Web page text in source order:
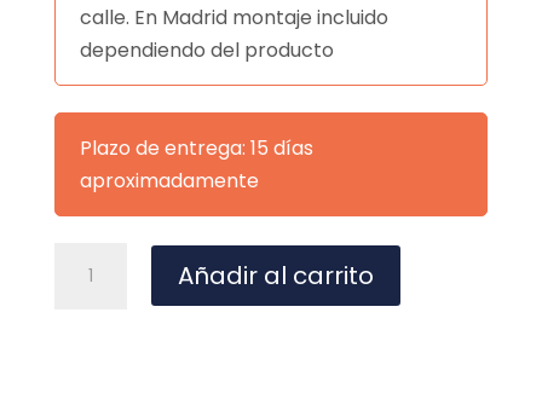
calle. En Madrid montaje incluido
dependiendo del producto
Plazo de entrega: 15 días
aproximadamente
MICHIGAN
Añadir al carrito